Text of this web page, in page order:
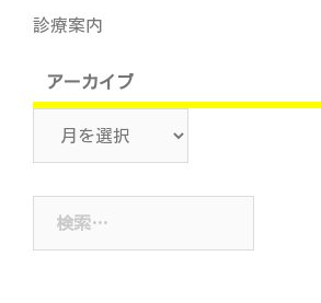
診療案内
アーカイブ